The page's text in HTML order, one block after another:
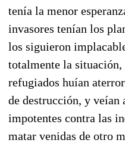
tenía la menor
invasores tenían los
los siguieron
totalmente la
refugiados huían
de destrucción, y veían
impotentes contra las
matar venidas de otro